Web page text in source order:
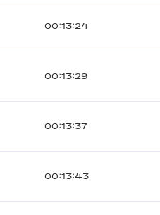
00:13:24
00:13:29
00:13:37
00:13:43